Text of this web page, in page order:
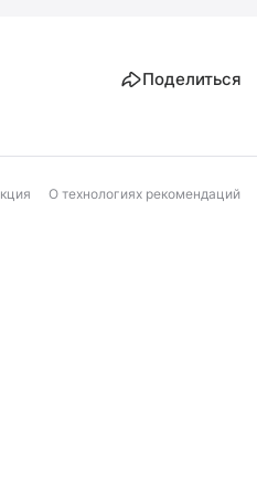
Поделиться
О технологиях рекомендаций